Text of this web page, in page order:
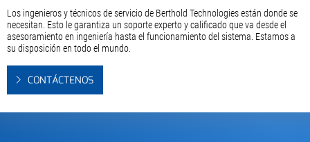
Los ingenieros y técnicos de servicio de Berthold Technologies están donde se
necesitan. Esto le garantiza un soporte experto y calificado que va desde el
asesoramiento en ingeniería hasta el funcionamiento del sistema. Estamos a
su disposición en todo el mundo.
CONTÁCTENOS